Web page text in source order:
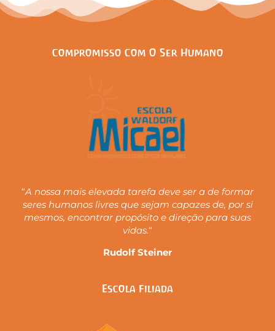
Compromisso Com O Ser Humano
“A nossa mais elevada tarefa deve ser a de formar
seres humanos livres que sejam capazes de, por si
mesmos, encontrar propósito e direção para suas
vidas.“
Rudolf Steiner
Escola Filiada